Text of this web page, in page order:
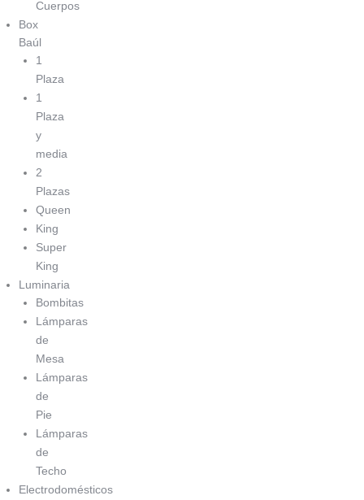
Cuerpos
Box
Baúl
1
Plaza
1
Plaza
y
media
2
Plazas
Queen
King
Super
King
Luminaria
Bombitas
Lámparas
de
Mesa
Lámparas
de
Pie
Lámparas
de
Techo
Electrodomésticos